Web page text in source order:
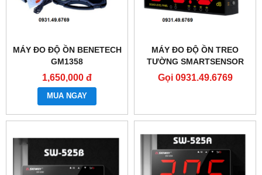
MÁY ĐO ĐỘ ỒN BENETECH
GM1358
1,650,000 đ
MUA NGAY
MÁY ĐO ĐỘ ỒN TREO
TƯỜNG SMARTSENSOR
AR884A
Gọi 0931.49.6769